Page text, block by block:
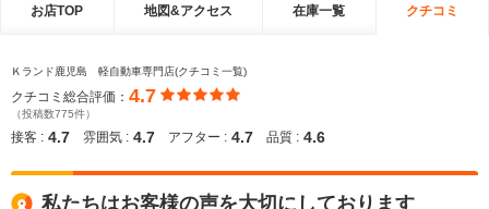
お店TOP 地図&アクセス 在庫一覧 クチコミ
Ｋランド鹿児島 軽自動車専門店(クチコミ一覧)
クチコミ総合評価： 4.7
（投稿数775件）
接客 : 4.7 雰囲気 : 4.7 アフター : 4.7 品質 : 4.6
私たちはお客様の声を大切にしております